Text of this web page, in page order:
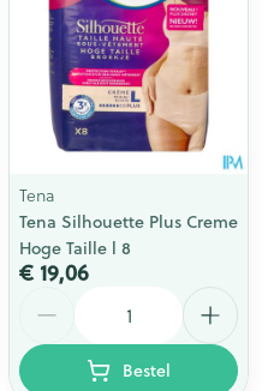
Tena
Tena Silhouette Plus Creme
Hoge Taille l 8
€ 19,06
Bestel